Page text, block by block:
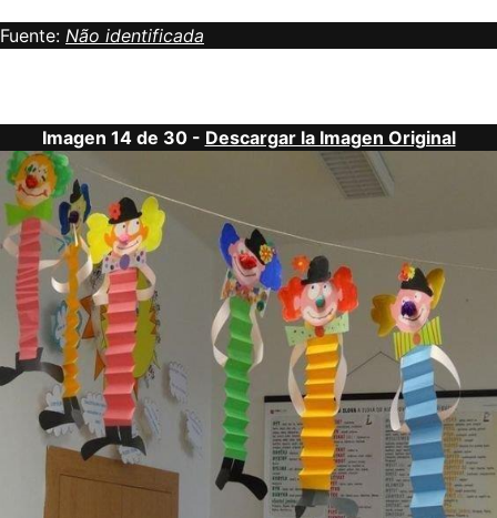
Fuente: Não identificada
Imagen 14 de 30 - Descargar la Imagen Original